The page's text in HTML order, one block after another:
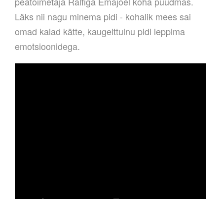
Läks nii nagu minema pidi - kohalik mees sai
omad kalad kätte, kaugelttulnu pidi leppima
emotsioonidega.